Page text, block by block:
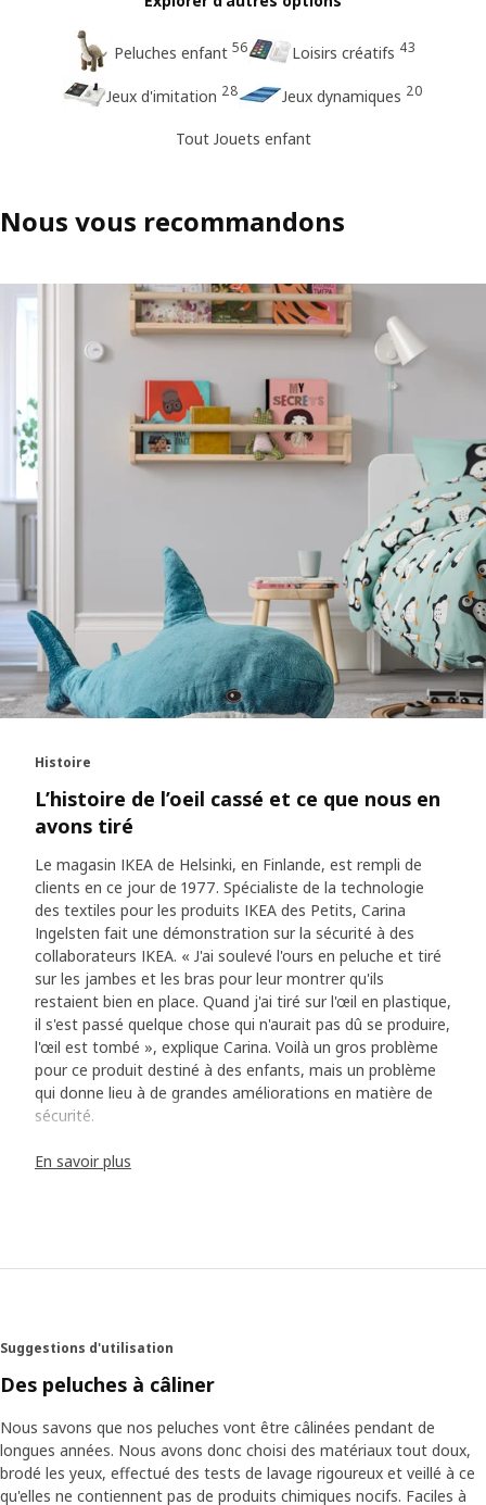
Peluches enfant 56 Loisirs créatifs 43
Jeux d'imitation 28 Jeux dynamiques 20
Tout Jouets enfant
Nous vous recommandons
Histoire
L’histoire de l’oeil cassé et ce que nous en
avons tiré
Le magasin IKEA de Helsinki, en Finlande, est rempli de
clients en ce jour de 1977. Spécialiste de la technologie
des textiles pour les produits IKEA des Petits, Carina
Ingelsten fait une démonstration sur la sécurité à des
collaborateurs IKEA. « J'ai soulevé l'ours en peluche et tiré
sur les jambes et les bras pour leur montrer qu'ils
restaient bien en place. Quand j'ai tiré sur l'œil en plastique,
il s'est passé quelque chose qui n'aurait pas dû se produire,
l'œil est tombé », explique Carina. Voilà un gros problème
pour ce produit destiné à des enfants, mais un problème
qui donne lieu à de grandes améliorations en matière de
sécurité.
Toutes les peluches ont immédiatement été retirées des
Des conséquences de taille
Jörgen se rappelle très bien de cet appel. Le fait que l’œil
les analyses de risques et les contrôles de sécurité était
très grave. Avec le recul, Jörgen se rend compte que cet
événement a débouché sur quelque chose de très positif.
« Grâce à ce qui s’est passé, nous avons appris à faire des
En savoir plus
Suggestions d'utilisation
Des peluches à câliner
Nous savons que nos peluches vont être câlinées pendant de
longues années. Nous avons donc choisi des matériaux tout doux,
brodé les yeux, effectué des tests de lavage rigoureux et veillé à ce
qu'elles ne contiennent pas de produits chimiques nocifs. Faciles à